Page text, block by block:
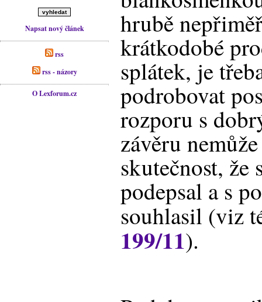
Napsat nový článek
rss
rss - názory
O Lexforum.cz
hrubě
krátkodobé
splátek, je
podrobovat
rozporu s
závěru
skutečnost,
podepsal a s
souhlasil (viz
199/11).